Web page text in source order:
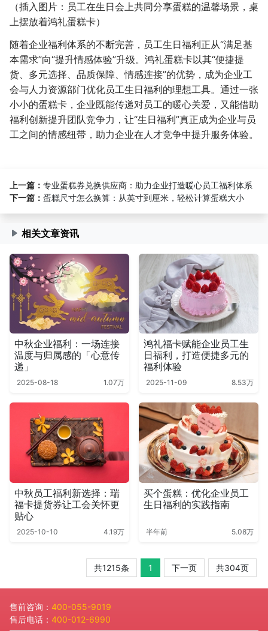
（插入图片：员工在生日会上共同分享蛋糕的温馨场景，桌
上摆放着鸿礼蛋糕卡）
随着企业福利体系的不断完善，员工生日福利正从“满足基
本需求”向“提升情感体验”升级。鸿礼蛋糕卡以其“便捷提
货、多元选择、品质保障、情感连接”的优势，成为企业工
会与人力资源部门优化员工生日福利的理想工具。通过一张
小小的蛋糕卡，企业既能传递对员工的暖心关爱，又能借助
福利创新提升团队竞争力，让“生日福利”真正成为企业与员
工之间的情感纽带，助力企业在人才竞争中提升服务体验。
上一篇： 专业蛋糕券兑换供应商：助力企业打造暖心员工福利体系
下一篇： 蛋糕尺寸怎么换算：从英寸到厘米，轻松计算蛋糕大小
相关文章资讯
中秋企业福利：一场连接
温度与归属感的「心意传
递」
2025-08-18 1.07万
鸿礼福卡赋能企业员工生
日福利，打造便捷多元的
福利体验
2025-11-09 8.53万
中秋员工福利新选择：瑞
福卡提货券让工会关怀更
贴心
2025-10-10 4.19万
买个蛋糕：优化企业员工
生日福利的实践指南
半年前 5.08万
共1215条 1 下一页 共304页
售前咨询： 400-055-9019
售后电话： 400-012-6990